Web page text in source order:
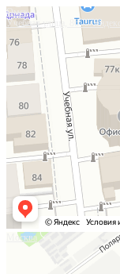
Омск
Учебная улица, 86 —
Москва